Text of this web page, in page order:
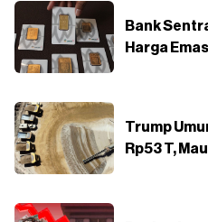
Bank
Harga
Trump
Rp53 T,